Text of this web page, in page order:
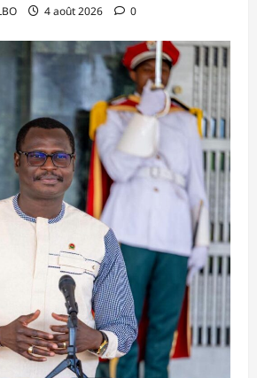
4 août 2026 0